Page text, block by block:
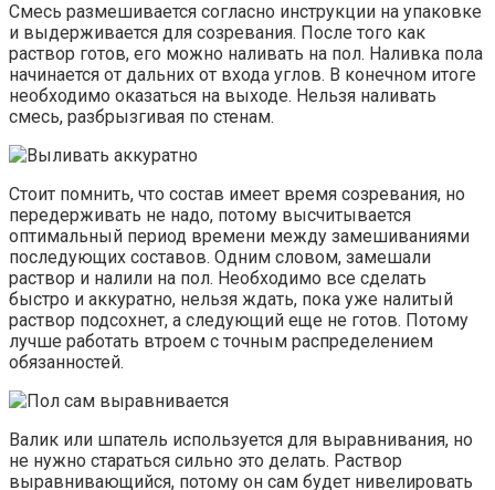
Смесь размешивается согласно инструкции на упаковке
и выдерживается для созревания. После того как
раствор готов, его можно наливать на пол. Наливка пола
начинается от дальних от входа углов. В конечном итоге
необходимо оказаться на выходе. Нельзя наливать
смесь, разбрызгивая по стенам.
Стоит помнить, что состав имеет время созревания, но
передерживать не надо, потому высчитывается
оптимальный период времени между замешиваниями
последующих составов. Одним словом, замешали
раствор и налили на пол. Необходимо все сделать
быстро и аккуратно, нельзя ждать, пока уже налитый
раствор подсохнет, а следующий еще не готов. Потому
лучше работать втроем с точным распределением
обязанностей.
Валик или шпатель используется для выравнивания, но
не нужно стараться сильно это делать. Раствор
выравнивающийся, потому он сам будет нивелировать